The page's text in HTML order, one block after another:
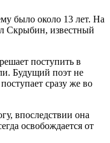
было около 13 лет. На
Скрыбин, известный
поступить в
Будущий поэт не
сразу же во
впоследствии она
освобождается от